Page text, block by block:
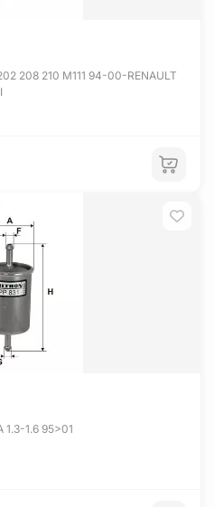
208 210 M111 94-00-RENAULT
1.3-1.6 95>01